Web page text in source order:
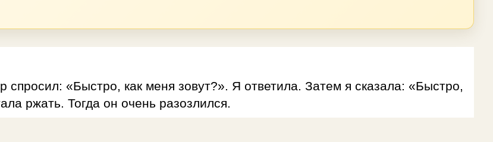
«Быстро, как меня зовут?». Я ответила. Затем я сказала: «Быстро,
ржать. Тогда он очень разозлился.